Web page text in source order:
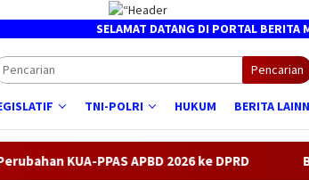
SELAMAT DATANG DI PORTAL BERITA MEDIA
Pencarian
TNI-POLRI HUKUM BERITA
APBD 2026 ke DPRD Bupati HST